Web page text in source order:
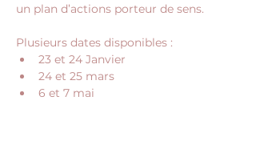
un plan d’actions porteur de sens.
Plusieurs dates disponibles :
23 et 24 Janvier
24 et 25 mars
6 et 7 mai